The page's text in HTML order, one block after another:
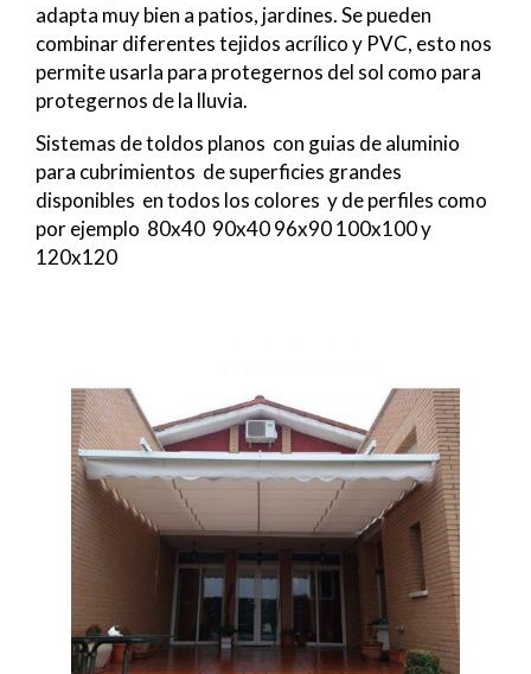
adapta muy bien a patios, jardines. Se pueden
combinar diferentes tejidos acrílico y PVC, esto nos
permite usarla para protegernos del sol como para
protegernos de la lluvia.
Sistemas de toldos planos con guias de aluminio
para cubrimientos de superficies grandes
disponibles en todos los colores y de perfiles como
por ejemplo 80x40 90x40 96x90 100x100 y
120x120